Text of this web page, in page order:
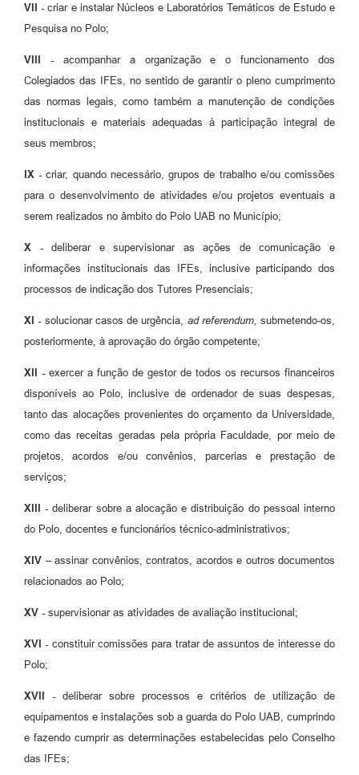
VII -criar e instalar Núcleos e Laboratórios Temáticos de Estudo e
Pesquisa no Polo;
VIII -acompanhar a organização e o funcionamento dos
Colegiados das IFEs, no sentido de garantir o pleno cumprimento
das normas legais, como também a manutenção de condições
institucionais e materiais adequadas à participação integral de
seus membros;
IX -criar, quando necessário, grupos de trabalho e/ou comissões
para o desenvolvimento de atividades e/ou projetos eventuais a
serem realizados no âmbito do Polo UAB no Município;
X -deliberar e supervisionar as ações de comunicação e
informações institucionais das IFEs, inclusive participando dos
processos de indicação dos Tutores Presenciais;
XI -solucionar casos de urgência, ad referendum, submetendo-os,
posteriormente, à aprovação do órgão competente;
XII -exercer a função de gestor de todos os recursos financeiros
disponíveis ao Polo, inclusive de ordenador de suas despesas,
tanto das alocações provenientes do orçamento da Universidade,
como das receitas geradas pela própria Faculdade, por meio de
projetos, acordos e/ou convênios, parcerias e prestação de
serviços;
XIII -deliberar sobre a alocação e distribuição do pessoal interno
do Polo, docentes e funcionários técnico-administrativos;
XIV –assinar convênios, contratos, acordos e outros documentos
relacionados ao Polo;
XV -supervisionar as atividades de avaliação institucional;
XVI -constituir comissões para tratar de assuntos de interesse do
Polo;
XVII -deliberar sobre processos e critérios de utilização de
equipamentos e instalações sob a guarda do Polo UAB, cumprindo
e fazendo cumprir as determinações estabelecidas pelo Conselho
das IFEs;